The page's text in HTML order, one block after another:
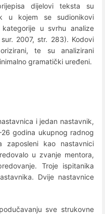
dijelovi teksta su
u kojem se sudionikovi
u svrhu analize
2007, str. 283). Kodovi
te su analizirani
gramatički uređeni.
i jedan nastavnik,
godina ukupnog radnog
kao nastavnici
u zvanje mentora,
Troje ispitanika
Dvije nastavnice
sve strukovne